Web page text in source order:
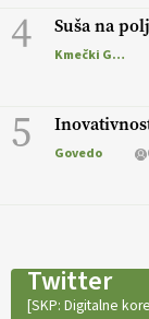
4 Suša na
Kmečki Glas
5 Govedo
Twitter
[SKP: Digitalne